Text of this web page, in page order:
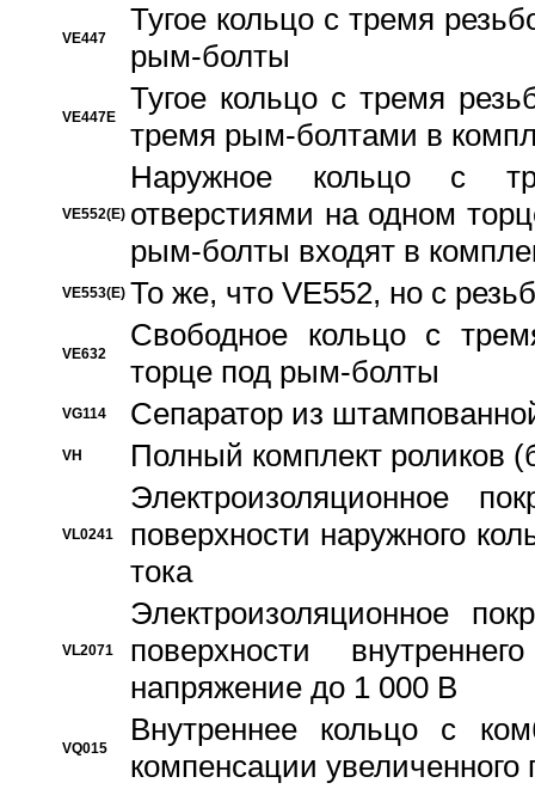
VE447
Тугое кольцо с тремя
рым-болты
VE447E
Тугое кольцо с тремя
тремя рым-болтами в
VE552(E)
Наружное кольцо с
отверстиями на одном
рым-болты входят в
VE553(E) То же, что VE552, но с
VE632
Свободное кольцо с
торце под рым-болты
VG114 Сепаратор из
VH Полный комплект роликов
VL0241
Электроизоляционное
поверхности наружного
тока
VL2071
Электроизоляционное
поверхности
напряжение до 1 000 В
VQ015
Bнутреннее кольцо с
компенсации увеличенного